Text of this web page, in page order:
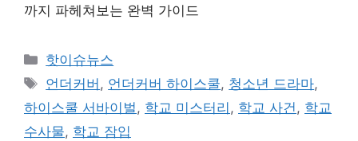
까지 파헤쳐보는 완벽 가이드
카
테
리
핫이슈뉴스
태
그
언더커버 , 언더커버 하이스쿨, 청소년 드라마,
하이스쿨 서바이벌, 학교 미스터리 , 학교 사건, 학교
수사물, 학교 잠입